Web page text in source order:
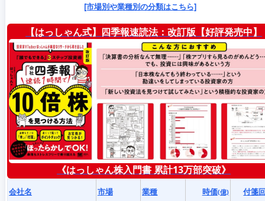
[市場別や業種別の分類はこちら]
【はっしゃん式】四季報速読法：改訂版【好評発売中】
《はっしゃん株入門書 累計13万部突破》
会社名 市場 業種 時価(億) 付箋